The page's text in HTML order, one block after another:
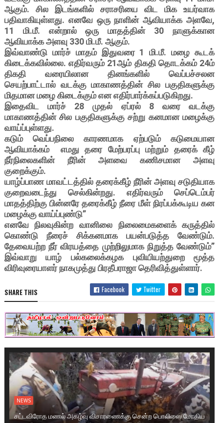
ஆகும். சில இடங்களில் சராசரியை விட மிக உயர்வாக
பதிவாகியுள்ளது. எனவே ஒரு நாளின் ஆவியாக்க அளவே,
11 மி.மீ. என்றால் ஒரு மாதத்தின் 30 நாளுக்கான
ஆவியாக்க அளவு 330 மி.மீ. ஆகும்.
இவ்வாண்டு மார்ச் மாதம் இதுவரை 1 மி.மீ. மழை கூடக்
கிடைக்கவில்லை. எதிர்வரும் 21ஆம் திகதி தொடக்கம் 24ம்
திகதி வரையிலான தினங்களில் வெப்பச்சலன
செயற்பாட்டால் வடக்கு மாகாணத்தின் சில பகுதிகளுக்கு
மிதமான மழை கிடைக்கும் என எதிர்பார்க்கப்படுகிறது.
இதைவிட மார்ச் 28 முதல் ஏப்ரல் 8 வரை வடக்கு
மாகாணத்தின் சில பகுதிகளுக்கு சற்று கனமான மழைக்கு
வாய்ப்புள்ளது.
கடும் வெப்பநிலை காரணமாக ஏற்படும் கடுமையான
ஆவியாக்கம் எமது தரை மேற்பரப்பு மற்றும் தரைக் கீழ்
நீர்நிலைகளின் நீரின் அளவை கணிசமான அளவு
குறைக்கும்.
யாழ்ப்பாண மாவட்டத்தில் தரைக்கீழ் நீரின் அளவு சடுதியாக
குறைவடைந்து செல்கின்றது. எதிர்வரும் செப்டெம்பர்
மாதத்திற்கு பின்னரே தரைக்கீழ் நீரை மீள் நிரப்பக்கூடிய கன
மழைக்கு வாய்ப்புண்டு”
எனவே நிலவுகின்ற வானிலை நிலைமைகளைக் கருத்தில்
கொண்டு நீரைச் சிக்கனமாக பயன்படுத்த வேண்டும்.
தேவையற்ற நீர் விரயத்தை முற்றிலுமாக நிறுத்த வேண்டும்”
இவ்வாறு யாழ் பல்கலைக்கழக புவியியற்துறை மூத்த
விரிவுரையாளர் நாகமுத்து பிரதீபராஜா தெரிவித்துள்ளார்.
SHARE THIS Facebook Twitter
NEWS
சட்டவிரோத மணல் அகழ்வு விசாரணைக்கு சென்ற பொலிஸை மோதிய